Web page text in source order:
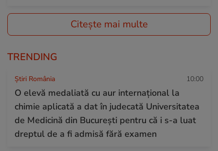
Citește mai multe
TRENDING
Știri România 10:00
O elevă medaliată cu aur internațional la
chimie aplicată a dat în judecată Universitatea
de Medicină din București pentru că i s-a luat
dreptul de a fi admisă fără examen